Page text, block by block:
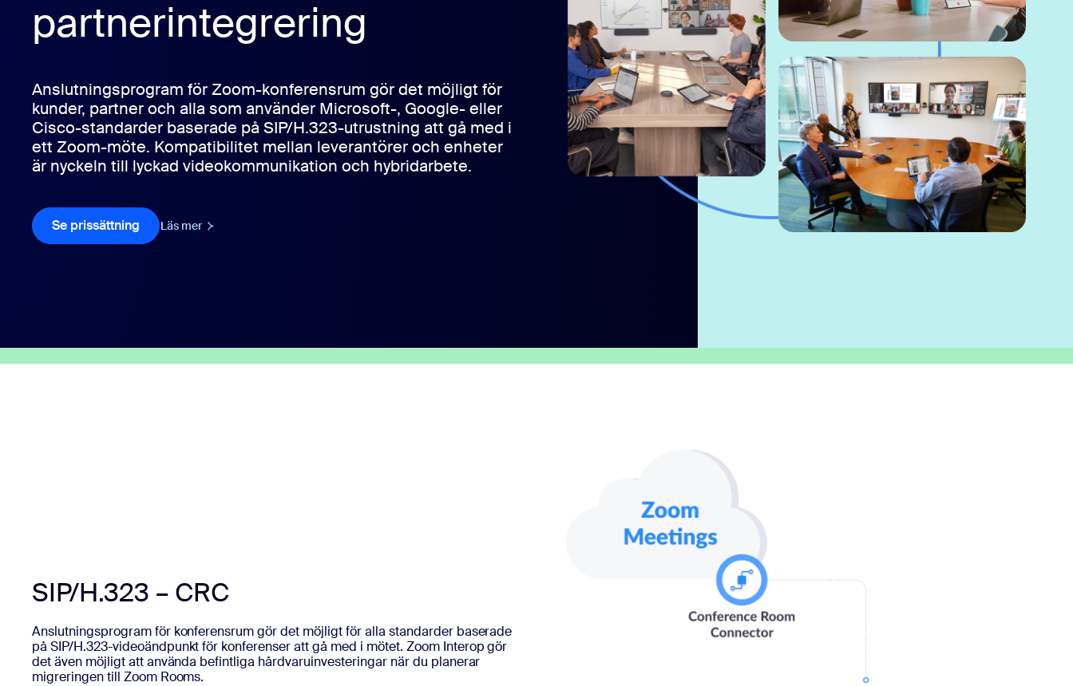
partnerintegrering
Anslutningsprogram för Zoom-konferensrum gör det möjligt för
kunder, partner och alla som använder Microsoft-, Google- eller
Cisco-standarder baserade på SIP/H.323-utrustning att gå med i
ett Zoom-möte. Kompatibilitet mellan leverantörer och enheter
är nyckeln till lyckad videokommunikation och hybridarbete.
Se prissättning Se prissättning
Läs mer Läs mer
SIP/H.323 – CRC
Anslutningsprogram för konferensrum gör det möjligt för alla standarder baserade
på SIP/H.323-videoändpunkt för konferenser att gå med i mötet. Zoom Interop gör
det även möjligt att använda befintliga hårdvaruinvesteringar när du planerar
migreringen till Zoom Rooms.